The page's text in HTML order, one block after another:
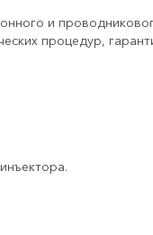
и
процедур,